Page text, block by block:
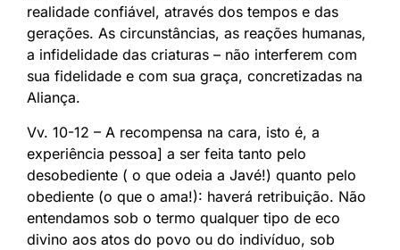
realidade confiável, através dos tempos e das
gerações. As circunstâncias, as reações humanas,
a infidelidade das criaturas – não interferem com
sua fidelidade e com sua graça, concretizadas na
Aliança.
Vv. 10-12 – A recompensa na cara, isto é, a
experiência pessoa] a ser feita tanto pelo
desobediente ( o que odeia a Javé!) quanto pelo
obediente (o que o ama!): haverá retribuição. Não
entendamos sob o termo qualquer tipo de eco
divino aos atos do povo ou do indivíduo, sob